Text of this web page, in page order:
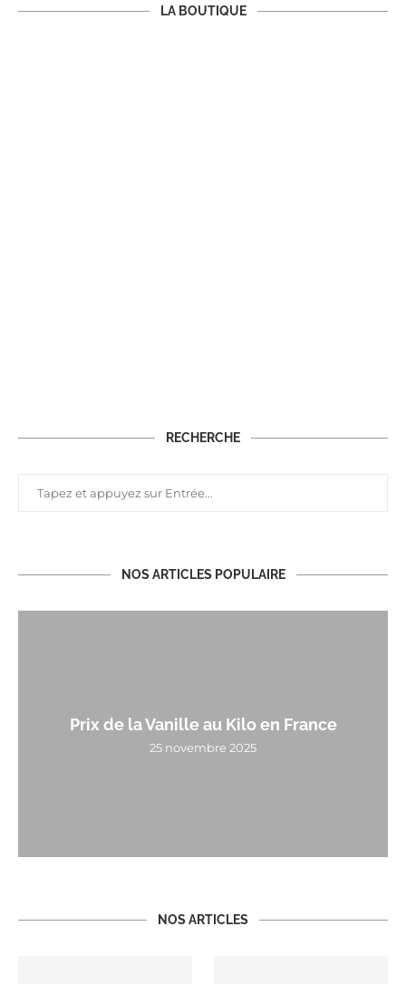
LA BOUTIQUE
RECHERCHE
NOS ARTICLES POPULAIRE
Prix de la Vanille au Kilo en France
25 novembre 2025
NOS ARTICLES